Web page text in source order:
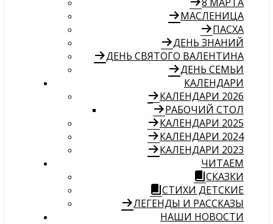
МАСЛЕНИЦА
ПАСХА
ДЕНЬ ЗНАНИЙ
ДЕНЬ СВЯТОГО ВАЛЕНТИНА
ДЕНЬ СЕМЬИ
КАЛЕНДАРИ
КАЛЕНДАРИ 2026
РАБОЧИЙ СТОЛ
КАЛЕНДАРИ 2025
КАЛЕНДАРИ 2024
КАЛЕНДАРИ 2023
ЧИТАЕМ
СКАЗКИ
СТИХИ ДЕТСКИЕ
ЛЕГЕНДЫ И РАССКАЗЫ
НАШИ НОВОСТИ